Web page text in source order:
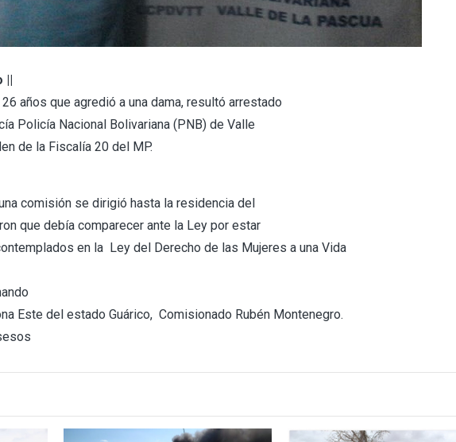
||
años que agredió a una dama, resultó arrestado
Policía Nacional Bolivariana (PNB) de Valle
de la Fiscalía 20 del MP.
comisión se dirigió hasta la residencia del
que debía comparecer ante la Ley por estar
en la Ley del Derecho de las Mujeres a una Vida
Este del estado Guárico, Comisionado Rubén Montenegro.